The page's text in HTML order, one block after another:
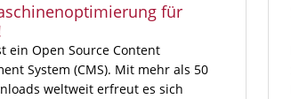
für
ein Open Source Content
System (CMS). Mit mehr als 50
weltweit erfreut es sich